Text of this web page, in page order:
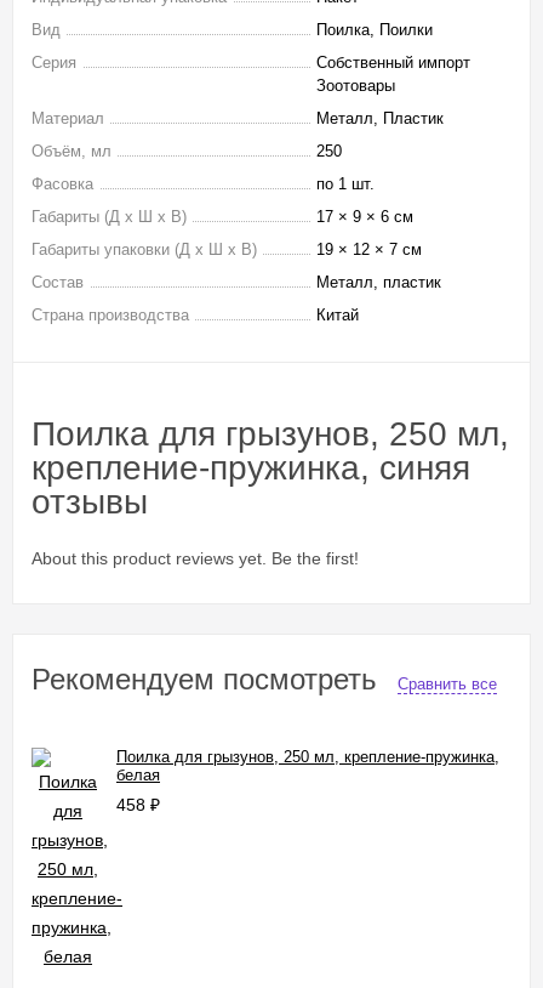
Вид
Поилка, Поилки
Серия
Собственный импорт
Зоотовары
Материал
Металл, Пластик
Объём, мл
250
Фасовка
по 1 шт.
Габариты (Д х Ш х В)
17 × 9 × 6 см
Габариты упаковки (Д х Ш х В)
19 × 12 × 7 см
Состав
Металл, пластик
Страна производства
Китай
Поилка для грызунов, 250 мл,
крепление-пружинка, синяя
отзывы
About this product reviews yet. Be the first!
Рекомендуем посмотреть Сравнить все
Поилка для грызунов, 250 мл, крепление-пружинка,
белая
458 ₽